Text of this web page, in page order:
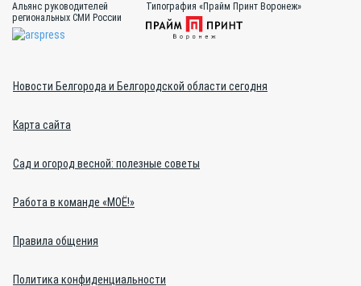
Альянс руководителей
региональных СМИ России
Типография «Прайм Принт Воронеж»
Новости Белгорода и Белгородской области сегодня
Карта сайта
Сад и огород весной: полезные советы
Работа в команде «МОЁ!»
Правила общения
Политика конфиденциальности